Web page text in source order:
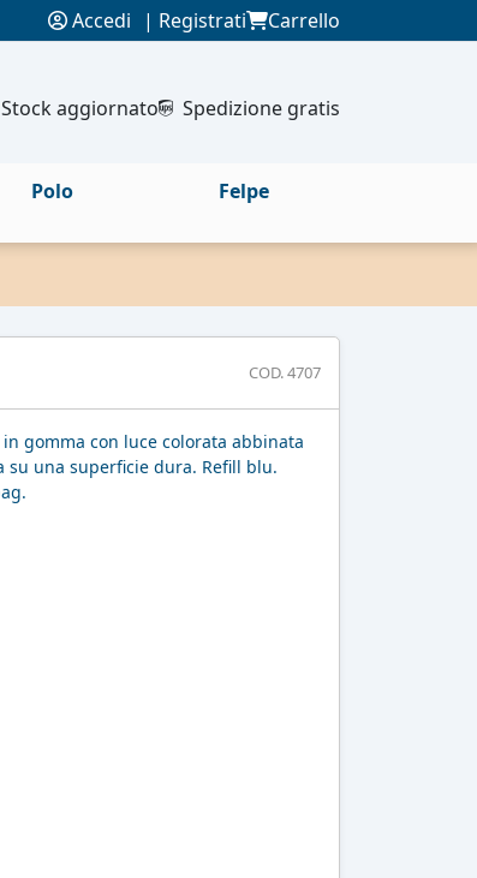
Accedi | Registrati Carrello
Stock aggiornato Spedizione gratis
Polo Felpe
COD. 4707
gomma con luce colorata abbinata
su una superficie dura. Refill blu.